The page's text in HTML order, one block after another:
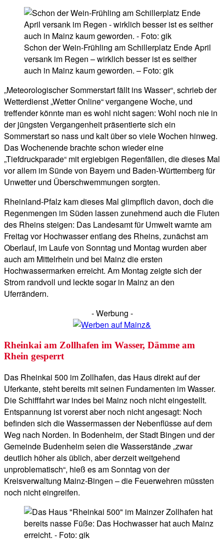
Schon der Wein-Frühling am Schillerplatz Ende April
versank im Regen – wirklich besser ist es seither
auch in Mainz kaum geworden. – Foto: gik
„Meteorologischer Sommerstart fällt ins Wasser“, schrieb der
Wetterdienst „Wetter Online“ vergangene Woche, und
treffender könnte man es wohl nicht sagen: Wohl noch nie in
der jüngsten Vergangenheit präsentierte sich ein
Sommerstart so nass und kalt über so viele Wochen hinweg.
Das Wochenende brachte schon wieder eine
„Tiefdruckparade“ mit ergiebigen Regenfällen, die dieses Mal
vor allem im Sünde von Bayern und Baden-Württemberg für
Unwetter und Überschwemmungen sorgten.
Rheinland-Pfalz kam dieses Mal glimpflich davon, doch die
Regenmengen im Süden lassen zunehmend auch die Fluten
des Rheins steigen: Das Landesamt für Umwelt warnte am
Freitag vor Hochwasser entlang des Rheins, zunächst am
Oberlauf, im Laufe von Sonntag und Montag wurden aber
auch am Mittelrhein und bei Mainz die ersten
Hochwassermarken erreicht. Am Montag zeigte sich der
Strom randvoll und leckte sogar in Mainz an den
Uferrändern.
- Werbung -
Rheinkai am Zollhafen im Wasser, Dämme am
Rhein gesperrt
Das Rheinkai 500 im Zollhafen, das Haus direkt auf der
Uferkante, steht bereits mit seinen Fundamenten im Wasser.
Die Schifffahrt war indes bei Mainz noch nicht eingestellt.
Entspannung ist vorerst aber noch nicht angesagt: Noch
befinden sich die Wassermassen der Nebenflüsse auf dem
Weg nach Norden. In Bodenheim, der Stadt Bingen und der
Gemeinde Budenheim seien die Wasserstände „zwar
deutlich höher als üblich, aber derzeit weitgehend
unproblematisch“, hieß es am Sonntag von der
Kreisverwaltung Mainz-Bingen – die Feuerwehren müssten
noch nicht eingreifen.